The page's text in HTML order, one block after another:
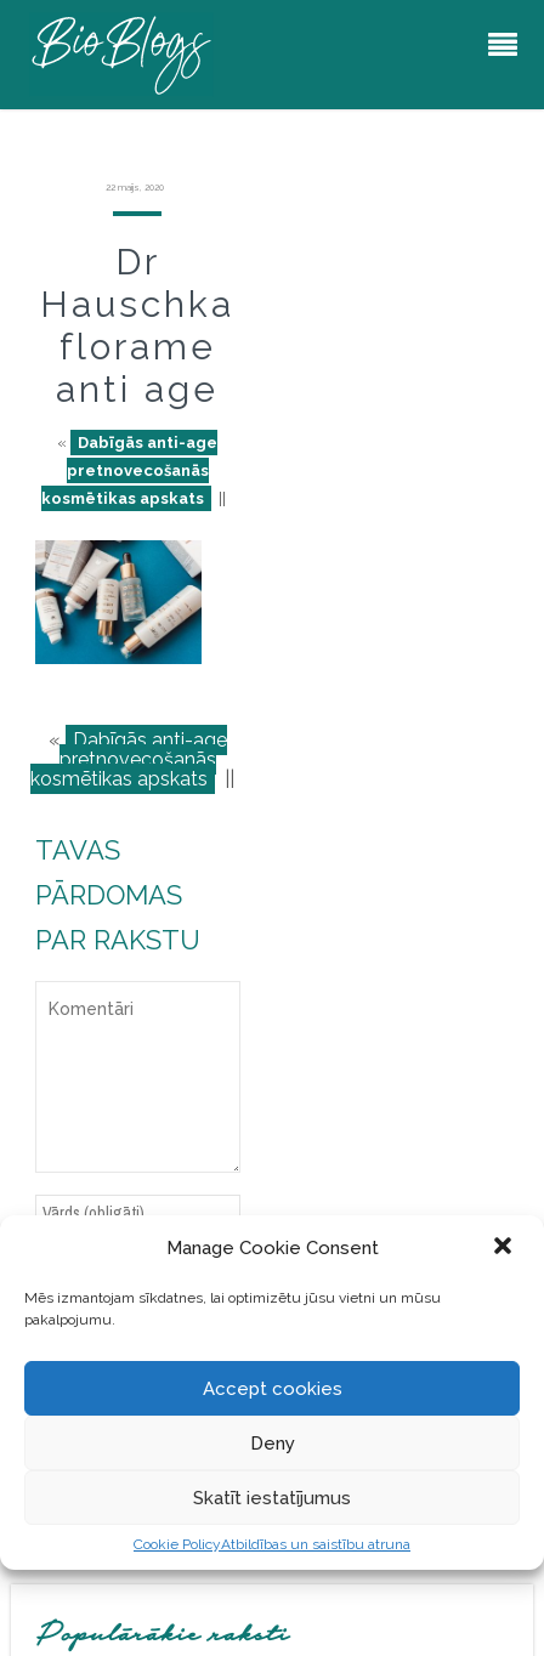
Manage Cookie Consent
Mēs izmantojam sīkdatnes, lai optimizētu jūsu vietni un mūsu
pakalpojumu.
Accept cookies
Deny
Skatīt iestatījumus
Cookie PolicyAtbildības un saistību atruna
22 maijs, 2020
Dr
Hauschka
florame
anti age
«
Dabīgās anti-age
pretnovecošanās
kosmētikas apskats
« Dabīgās anti-age
pretnovecošanās
kosmētikas apskats ||
TAVAS
PĀRDOMAS
PAR RAKSTU
SAGLABĀJIET MANU VĀRDU,
E-PASTA ADRESI UN VIETNI
ŠAJĀ PĀRLŪKPROGRAMMĀ
Populārākie raksti